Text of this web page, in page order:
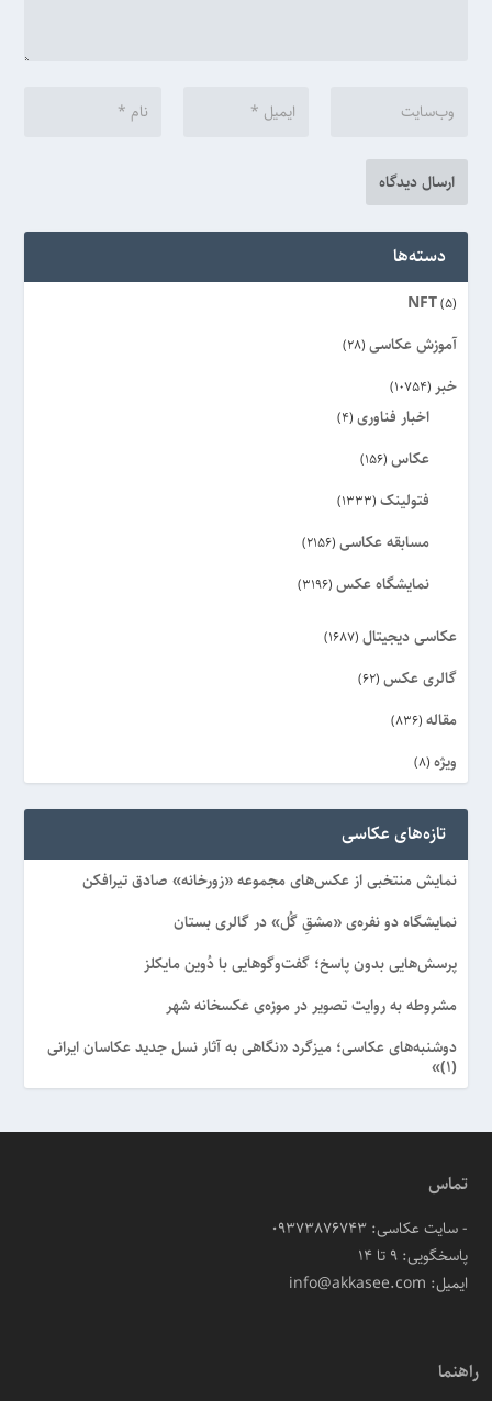
دسته‌ها
NFT(5)
آموزش عکاسی (28)
خبر (10754)
اخبار فناوری (4)
عکاس (156)
فتولینک (1333)
مسابقه عکاسی (2156)
نمایشگاه عکس (3196)
عکاسی دیجیتال (1687)
گالری عکس (62)
مقاله (836)
ویژه (8)
تازه‌های عکاسی
نمایش منتخبی از عکس‌های مجموعه «زورخانه» صادق تیرافکن
نمایشگاه دو نفره‌ی «مشقِ گُل» در گالری بستان
پرسش‌هایی بدون پاسخ؛ گفت‌وگوهایی با دُوین مایکلز
مشروطه به روایت تصویر در موزه‌ی عکسخانه شهر
دوشنبه‌های عکاسی؛ میزگرد «نگاهی به آثار نسل جدید عکاسان ایرانی
(۱)»
تماس
- سایت عکاسی: 09373876743
پاسخگویی: ۹ تا ۱۴
ایمیل: info@akkasee.com
راهنما